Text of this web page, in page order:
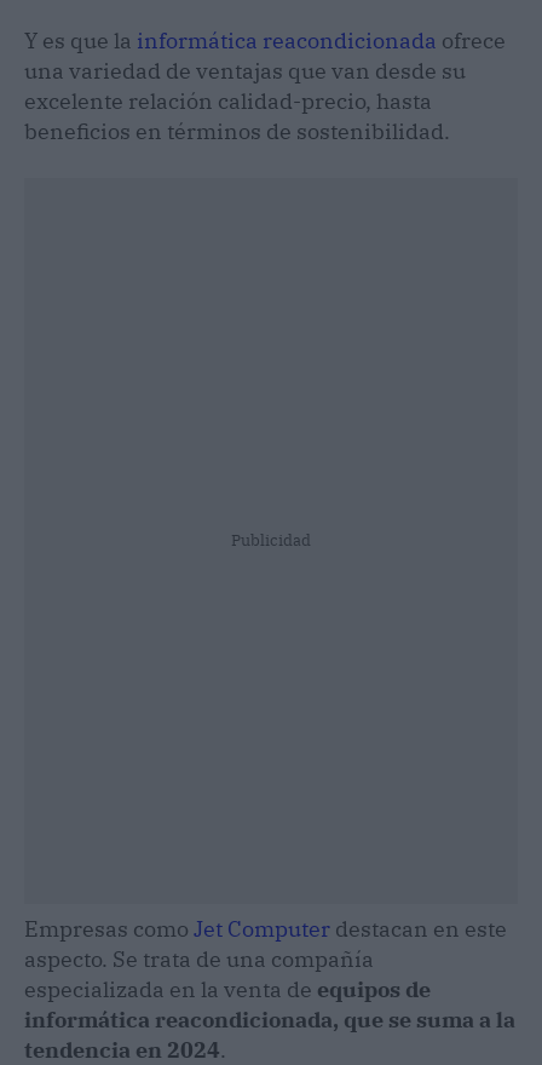
Y es que la informática reacondicionada ofrece
una variedad de ventajas que van desde su
excelente relación calidad-precio, hasta
beneficios en términos de sostenibilidad.
Publicidad
Empresas como Jet Computer destacan en este
aspecto. Se trata de una compañía
especializada en la venta de equipos de
informática reacondicionada, que se suma a la
tendencia en 2024.